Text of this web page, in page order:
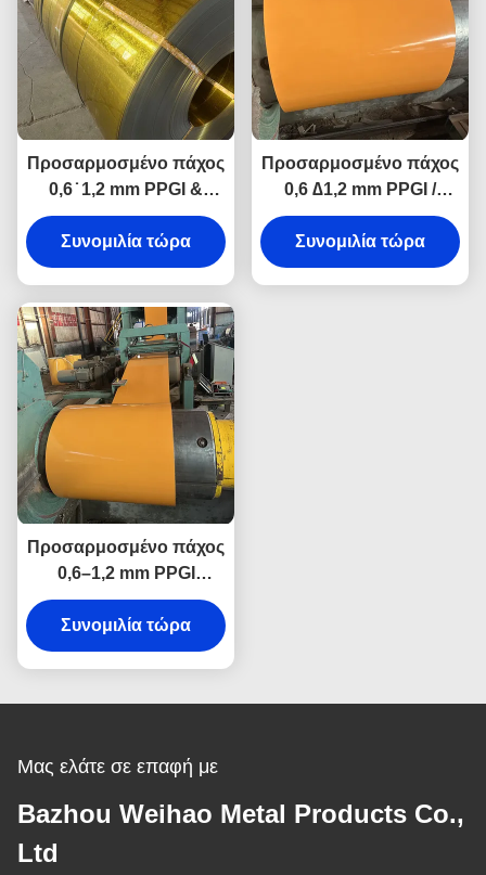
Προσαρμοσμένο πάχος
0,6 ̇ 1,2 mm PPGI &
PPGL χρωματικά
επικαλυμμένα
προχρωματισμένα
γαλβανισμένου χάλυβα
Συνομιλία τώρα
Προσαρμοσμένο πάχος
0,6 ∆1,2 mm PPGI /
PPGL
Προχρωματισμένα
Ζυγισμένα Ζυγισμένα
Συνομιλία τώρα
Προσαρμοσμένο πάχος
0,6–1,2 mm PPGI
χαλύβδινο πηνίο με
έγχρωμη εκτύπωση για
εξωτερικά πάνελ
Συνομιλία τώρα
Μας ελάτε σε επαφή με
Bazhou Weihao Metal Products Co.,
Ltd